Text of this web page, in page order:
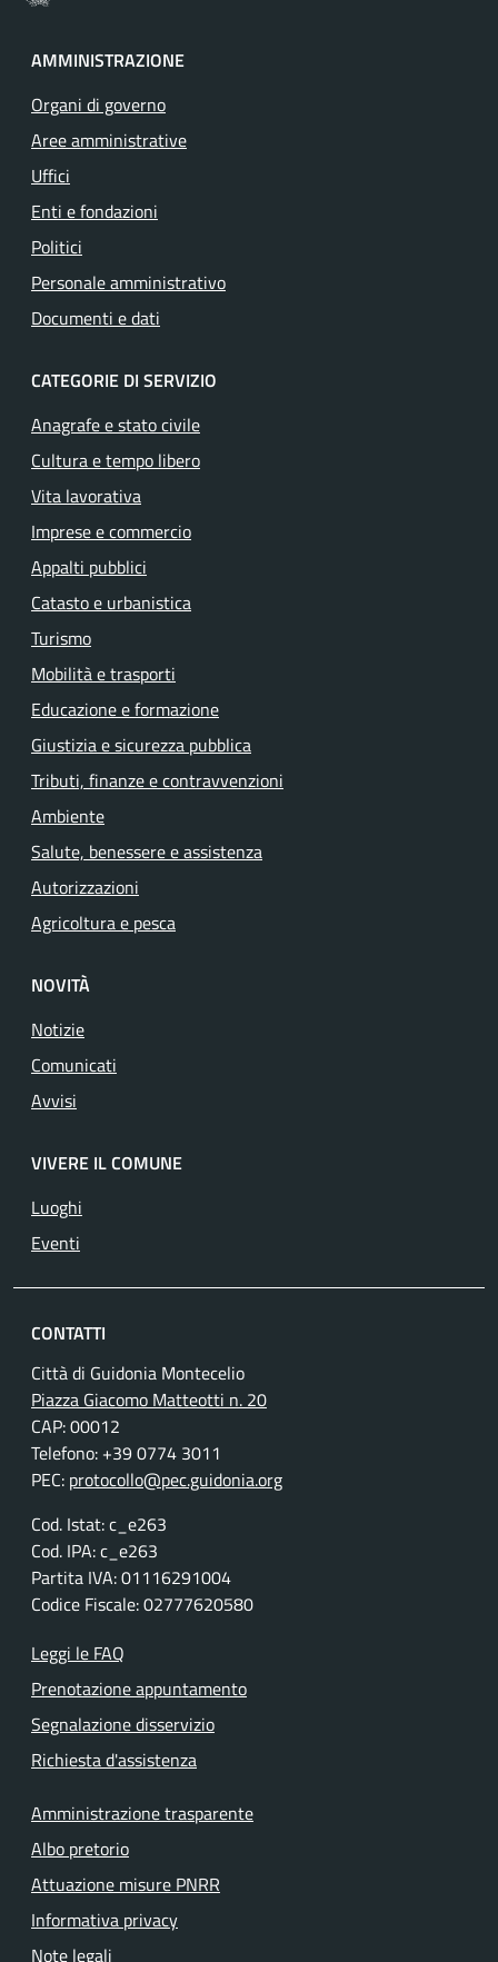
AMMINISTRAZIONE
Organi di governo
Aree amministrative
Uffici
Enti e fondazioni
Politici
Personale amministrativo
Documenti e dati
CATEGORIE DI SERVIZIO
Anagrafe e stato civile
Cultura e tempo libero
Vita lavorativa
Imprese e commercio
Appalti pubblici
Catasto e urbanistica
Turismo
Mobilità e trasporti
Educazione e formazione
Giustizia e sicurezza pubblica
Tributi, finanze e contravvenzioni
Ambiente
Salute, benessere e assistenza
Autorizzazioni
Agricoltura e pesca
NOVITÀ
Notizie
Comunicati
Avvisi
VIVERE IL COMUNE
Luoghi
Eventi
CONTATTI
Città di Guidonia Montecelio
Piazza Giacomo Matteotti n. 20
CAP: 00012
Telefono: +39 0774 3011
PEC: protocollo@pec.guidonia.org
Cod. Istat: c_e263
Cod. IPA: c_e263
Partita IVA: 01116291004
Codice Fiscale: 02777620580
Leggi le FAQ
Prenotazione appuntamento
Segnalazione disservizio
Richiesta d'assistenza
Amministrazione trasparente
Albo pretorio
Attuazione misure PNRR
Informativa privacy
Note legali